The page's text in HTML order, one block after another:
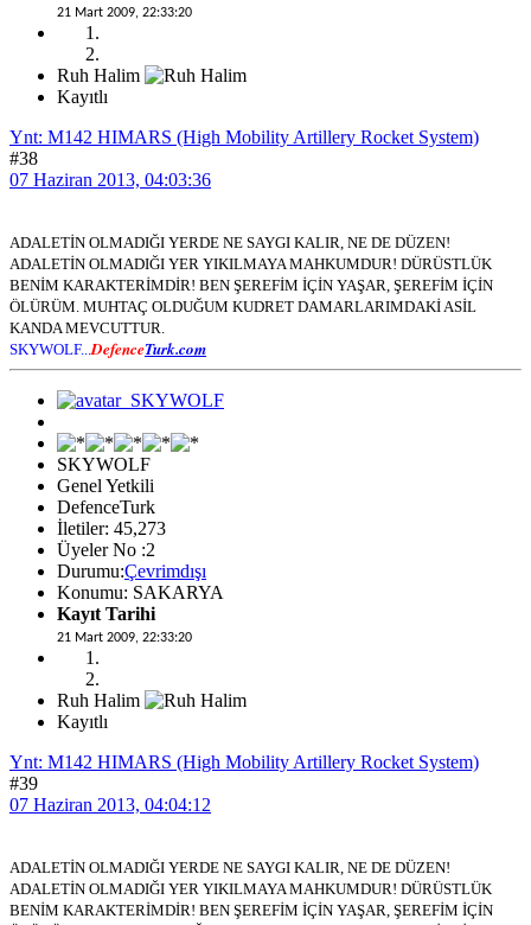
21 Mart 2009, 22:33:20
Ruh Halim
Kayıtlı
Ynt: M142 HIMARS (High Mobility Artillery Rocket System)
#38
07 Haziran 2013, 04:03:36
ADALETİN OLMADIĞI YERDE NE SAYGI KALIR, NE DE DÜZEN!
ADALETİN OLMADIĞI YER YIKILMAYA MAHKUMDUR! DÜRÜSTLÜK
BENİM KARAKTERİMDİR! BEN ŞEREFİM İÇİN YAŞAR, ŞEREFİM İÇİN
ÖLÜRÜM. MUHTAÇ OLDUĞUM KUDRET DAMARLARIMDAKİ ASİL
KANDA MEVCUTTUR.
SKYWOLF... DefenceTurk.com
SKYWOLF
Genel Yetkili
DefenceTurk
İletiler: 45,273
Üyeler No :2
Durumu:Çevrimdışı
Konumu: SAKARYA
Kayıt Tarihi
21 Mart 2009, 22:33:20
Ruh Halim
Kayıtlı
Ynt: M142 HIMARS (High Mobility Artillery Rocket System)
#39
07 Haziran 2013, 04:04:12
ADALETİN OLMADIĞI YERDE NE SAYGI KALIR, NE DE DÜZEN!
ADALETİN OLMADIĞI YER YIKILMAYA MAHKUMDUR! DÜRÜSTLÜK
BENİM KARAKTERİMDİR! BEN ŞEREFİM İÇİN YAŞAR, ŞEREFİM İÇİN